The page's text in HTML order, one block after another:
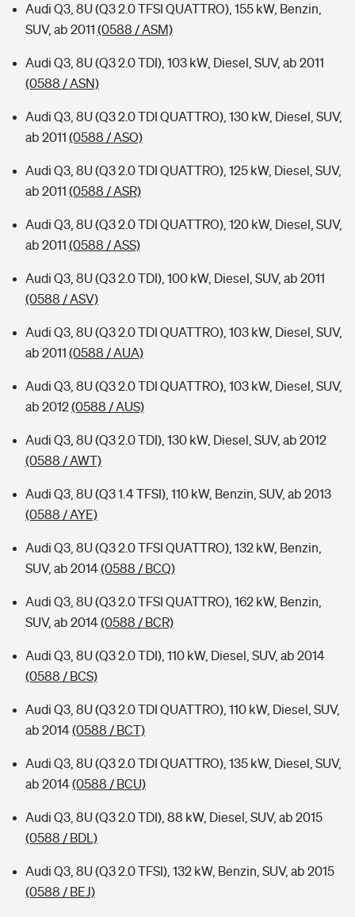
Kinderunfall-Check: Mehr Sicherheit für deine Kids
Typklassen: So ist Ihr Auto eingestuft
Audi Q3, 8U (Q3 2.0 TFSI QUATTRO), 155 kW, Benzin,
SUV, ab 2011 (0588 / ASM)
Audi Q3, 8U (Q3 2.0 TDI), 103 kW, Diesel, SUV, ab 2011
(0588 / ASN)
Audi Q3, 8U (Q3 2.0 TDI QUATTRO), 130 kW, Diesel, SUV,
ab 2011 (0588 / ASO)
Audi Q3, 8U (Q3 2.0 TDI QUATTRO), 125 kW, Diesel, SUV,
ab 2011 (0588 / ASR)
Audi Q3, 8U (Q3 2.0 TDI QUATTRO), 120 kW, Diesel, SUV,
ab 2011 (0588 / ASS)
Audi Q3, 8U (Q3 2.0 TDI), 100 kW, Diesel, SUV, ab 2011
(0588 / ASV)
Audi Q3, 8U (Q3 2.0 TDI QUATTRO), 103 kW, Diesel, SUV,
ab 2011 (0588 / AUA)
Audi Q3, 8U (Q3 2.0 TDI QUATTRO), 103 kW, Diesel, SUV,
ab 2012(0588 / AUS)
Audi Q3, 8U (Q3 2.0 TDI), 130 kW, Diesel, SUV, ab 2012
(0588 / AWT)
Audi Q3, 8U (Q3 1.4 TFSI), 110 kW, Benzin, SUV, ab 2013
(0588 / AYE)
Audi Q3, 8U (Q3 2.0 TFSI QUATTRO), 132 kW, Benzin,
SUV, ab 2014(0588 / BCQ)
Audi Q3, 8U (Q3 2.0 TFSI QUATTRO), 162 kW, Benzin,
SUV, ab 2014(0588 / BCR)
Audi Q3, 8U (Q3 2.0 TDI), 110 kW, Diesel, SUV, ab 2014
(0588 / BCS)
Audi Q3, 8U (Q3 2.0 TDI QUATTRO), 110 kW, Diesel, SUV,
ab 2014(0588 / BCT)
Audi Q3, 8U (Q3 2.0 TDI QUATTRO), 135 kW, Diesel, SUV,
ab 2014(0588 / BCU)
Audi Q3, 8U (Q3 2.0 TDI), 88 kW, Diesel, SUV, ab 2015
(0588 / BDL)
Audi Q3, 8U (Q3 2.0 TFSI), 132 kW, Benzin, SUV, ab 2015
(0588 / BEJ)